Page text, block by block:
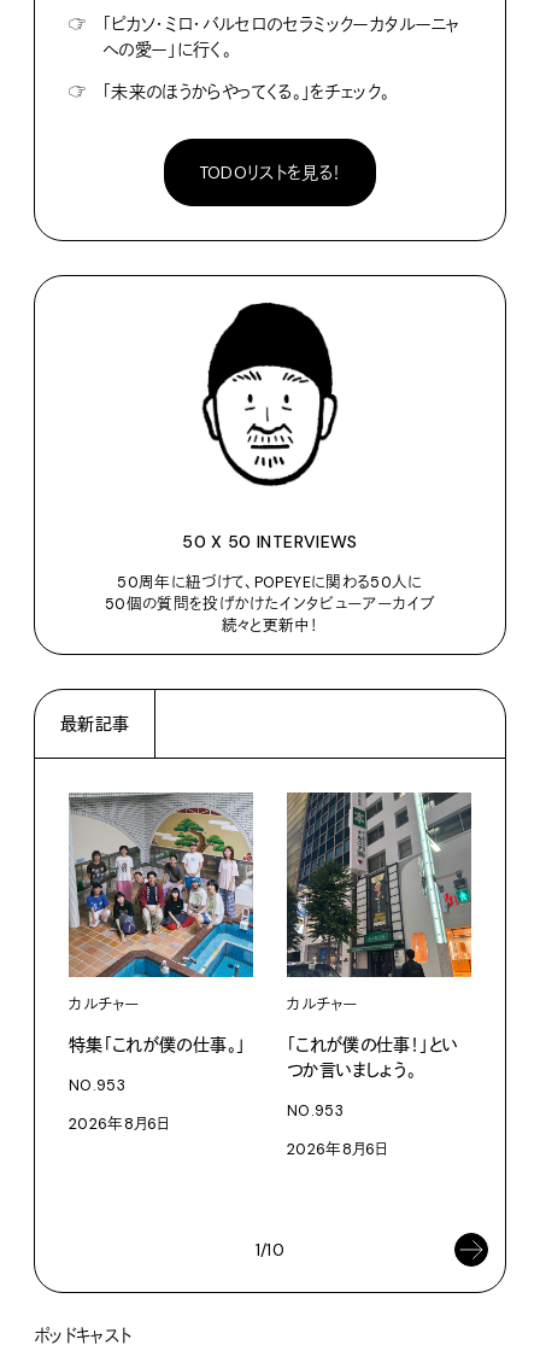
☞
「ピカソ・ミロ・バルセロのセラミックーカタルーニャ
への愛ー」に行く。
☞
「未来のほうからやってくる。」をチェック。
TODOリストを見る！
50 X 50 INTERVIEWS
50周年に紐づけて、POPEYEに関わる50人に
50個の質問を投げかけたインタビューアーカイブ
続々と更新中！
最新記事
カルチャー
特集「これが僕の仕事。」
NO.953
2026年8月6日
カルチャー
「これが僕の仕事！」とい
つか言いましょう。
NO.953
2026年8月6日
1/10
ポッドキャスト